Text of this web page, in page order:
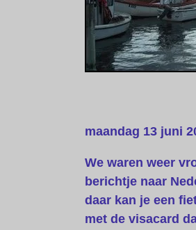
maandag 13 juni
We waren weer
berichtje naar
daar kan je een
met de visacard